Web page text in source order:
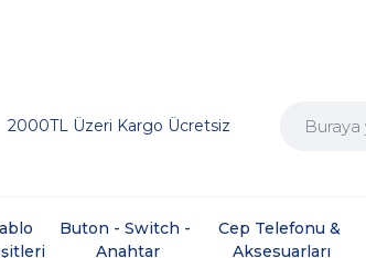
2000TL Üzeri Kargo Ücretsiz
Buton - Switch -
Anahtar
Cep Telefonu &
Aksesuarları